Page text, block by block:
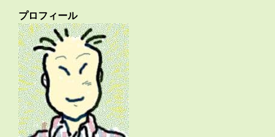
プロフィール